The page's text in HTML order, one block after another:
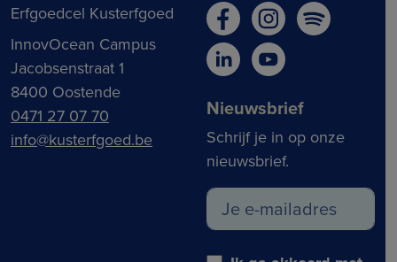
Erfgoedcel Kusterfgoed
InnovOcean Campus
Jacobsenstraat 1
8400 Oostende
0471 27 07 70
info@kusterfgoed.be
Nieuwsbrief
Schrijf je in op onze
nieuwsbrief.